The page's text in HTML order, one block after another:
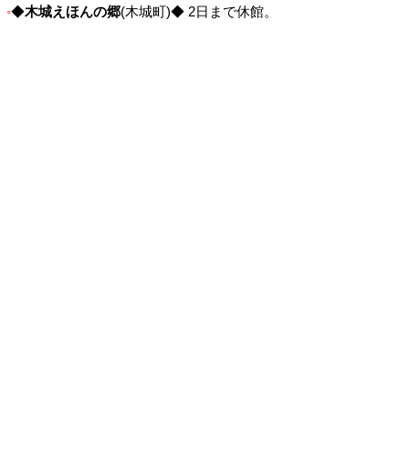
◆木城えほんの郷(木城町)◆ 2日まで休館。